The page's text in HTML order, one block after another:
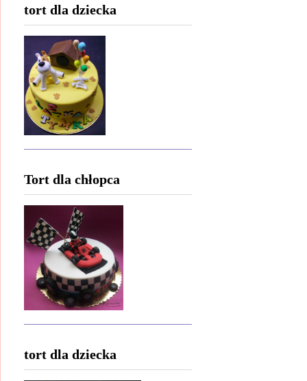
tort dla dziecka
Tort dla chłopca
tort dla dziecka